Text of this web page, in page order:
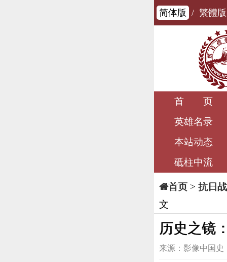
简体版 / 繁體版
首 页
英雄名录
本站动态
砥柱中流
首页> 抗日
文
历史之镜
来源：影像中国史